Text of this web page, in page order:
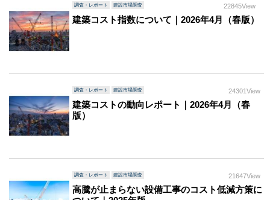
調査・レポート 建設市場調査 22845View
建築コスト指数について｜2026年4月（春版）
調査・レポート 建設市場調査 24301View
建築コストの動向レポート｜2026年4月（春
版）
調査・レポート 建設市場調査 21647View
高騰が止まらない設備工事のコスト低減方策に